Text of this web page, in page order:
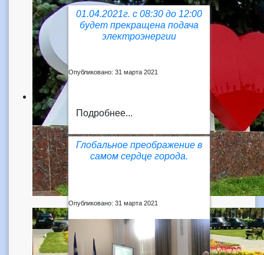
01.04.2021г. с 08:30 до 12:00
будет прекращена подача
электроэнергии
Опубликовано: 31 марта 2021
Подробнее...
Глобальное преображение в
самом сердце города.
Опубликовано: 31 марта 2021